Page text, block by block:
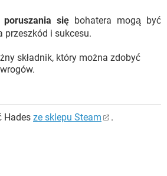
się bohatera mogą być
przeszkód i sukcesu.
składnik, który można zdobyć
Hades ze sklepu Steam .